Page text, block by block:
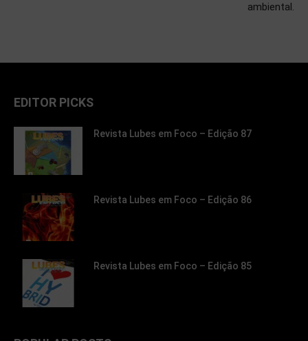
ambiental.
EDITOR PICKS
Revista Lubes em Foco – Edição 87
Revista Lubes em Foco – Edição 86
Revista Lubes em Foco – Edição 85